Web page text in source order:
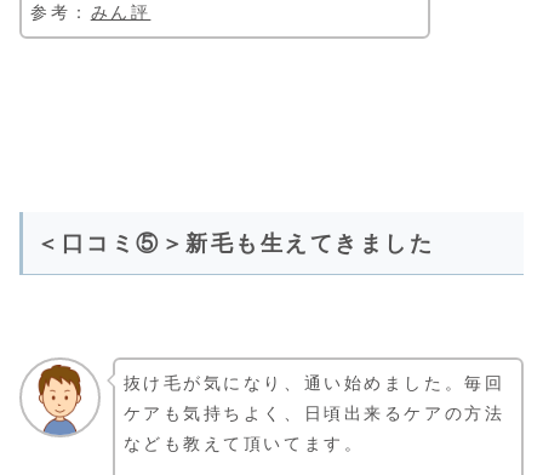
参考： みん評
＜口コミ⑤＞新毛も生えてきました
抜け毛が気になり、通い始めました。毎回
ケアも気持ちよく、日頃出来るケアの方法
なども教えて頂いてます。